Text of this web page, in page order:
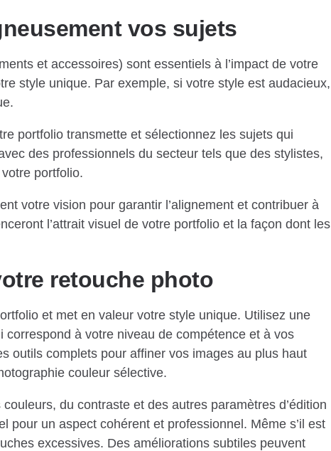
vos sujets
et accessoires) sont essentiels à l’impact de votre
style unique. Par exemple, si votre style est audacieux,
portfolio transmette et sélectionnez les sujets qui
des professionnels du secteur tels que des stylistes,
portfolio.
votre vision pour garantir l’alignement et contribuer à
l’attrait visuel de votre portfolio et la façon dont les
retouche photo
et met en valeur votre style unique. Utilisez une
à votre niveau de compétence et à vos
outils complets pour affiner vos images au plus haut
couleur sélective.
du contraste et des autres paramètres d’édition
pour un aspect cohérent et professionnel. Même s’il est
excessives. Des améliorations subtiles peuvent